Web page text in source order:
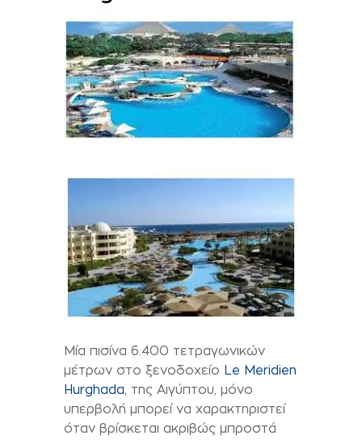
Μία πισίνα 6.400 τετραγωνικών
μέτρων στο ξενοδοχείο Le Meridien
Hurghada, της Αιγύπτου, μόνο
υπερβολή μπορεί να χαρακτηριστεί
όταν βρίσκεται ακριβώς μπροστά